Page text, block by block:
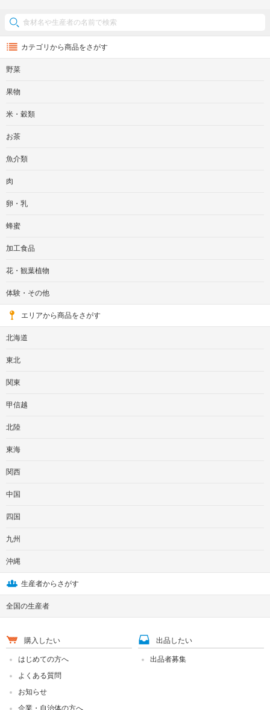
カテゴリから商品をさがす
野菜
果物
米・穀類
お茶
魚介類
肉
卵・乳
蜂蜜
加工食品
花・観葉植物
体験・その他
エリアから商品をさがす
北海道
東北
関東
甲信越
北陸
東海
関西
中国
四国
九州
沖縄
生産者からさがす
全国の生産者
購入したい
はじめての方へ
よくある質問
お知らせ
出品したい
出品者募集